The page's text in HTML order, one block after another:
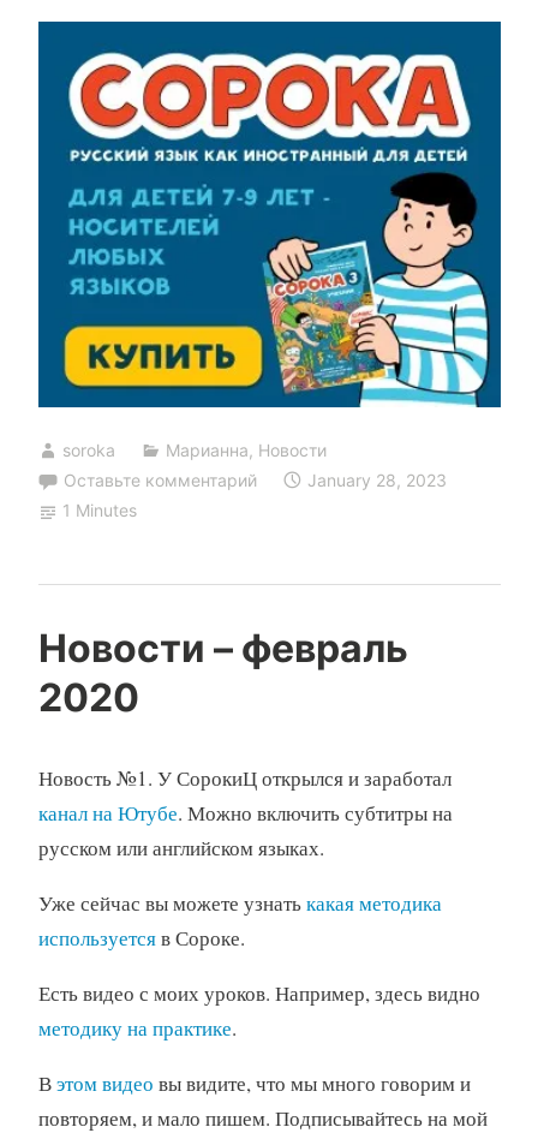
soroka Марианна, Новости
Оставьте комментарий
January 28, 2023
1 Minutes
Новости – февраль
2020
Новость №1. У СорокиЦ открылся и заработал
канал на Ютубе. Можно включить субтитры на
русском или английском языках.
Уже сейчас вы можете узнатькакая методика
используетсяв Сороке.
Есть видео с моих уроков. Например, здесь видно
методику на практике.
Вэтом видео вы видите, что мы много говорим и
повторяем, и мало пишем. Подписывайтесь на мой